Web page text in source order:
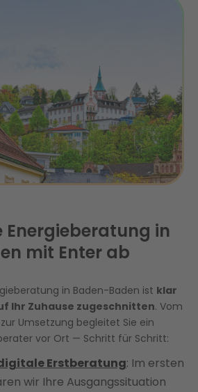
Energieberatung in
mit Enter ab
in Baden-Baden ist klar
Ihr Zuhause zugeschnitten. Vom
Umsetzung begleitet Sie ein
vor Ort — Schritt für Schritt:
Erstberatung: Im ersten
wir Ihre Ausgangssituation